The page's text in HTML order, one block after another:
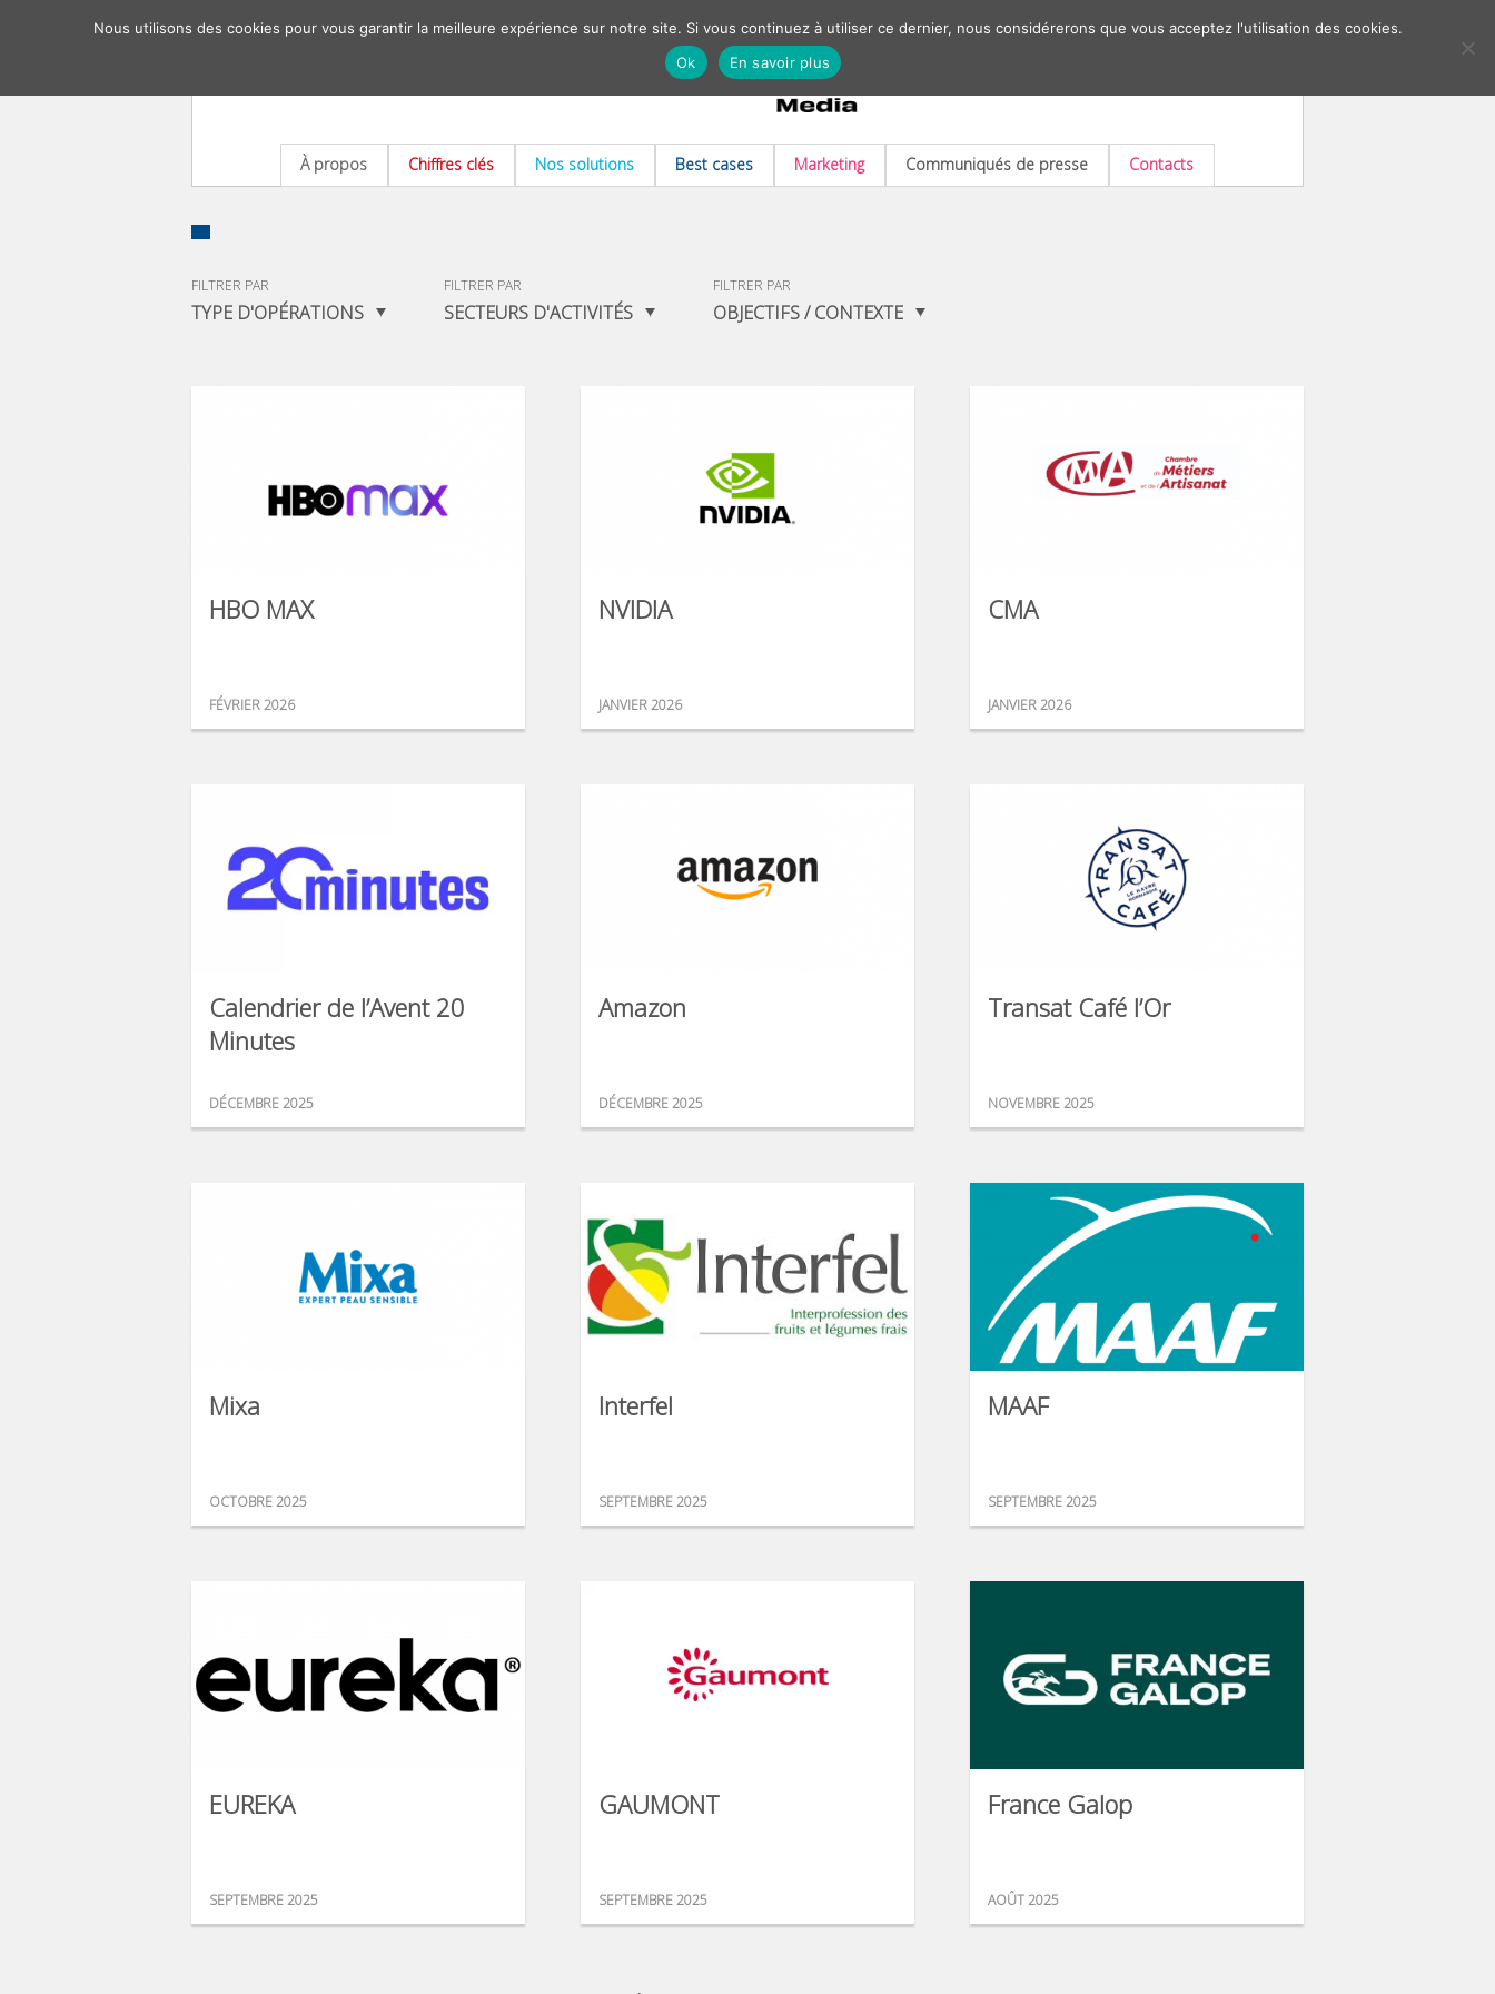
À propos Chiffres clés Nos solutions Best cases Marketing Communiqués de presse Contacts
FILTRER PAR
TYPE D'OPÉRATIONS
FILTRER PAR
SECTEURS D'ACTIVITÉS
FILTRER PAR
OBJECTIFS / CONTEXTE
HBO MAX
FÉVRIER 2026
NVIDIA
JANVIER 2026
CMA
JANVIER 2026
Calendrier de l’Avent 20
Minutes
DÉCEMBRE 2025
Amazon
DÉCEMBRE 2025
Transat Café l’Or
NOVEMBRE 2025
Mixa
OCTOBRE 2025
Interfel
SEPTEMBRE 2025
MAAF
SEPTEMBRE 2025
EUREKA
SEPTEMBRE 2025
GAUMONT
SEPTEMBRE 2025
France Galop
AOÛT 2025
Nous utilisons des cookies pour vous garantir la meilleure expérience sur notre site. Si vous continuez à utiliser ce dernier, nous considérerons que vous acceptez l'utilisation des cookies.
Ok
En savoir plus